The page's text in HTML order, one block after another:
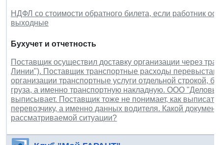
НДФЛ со стоимости обратного билета, если работник
выходные
Бухучет и отчетность
Поставщик осуществил доставку организации через
Линии"). Поставщик транспортные расходы
организации транспортные услуги отдельной строкой,
груза, а именно транспортную накладную. ООО
выписывает. Поставщик тоже не понимает, как
перевозчику, а именно данных водителя. Какой
рассматриваемой ситуации?